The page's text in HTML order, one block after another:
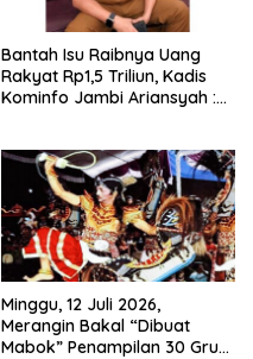
Bantah Isu Raibnya Uang
Rakyat Rp1,5 Triliun, Kadis
Kominfo Jambi Ariansyah :
Sejak 2002
Minggu, 12 Juli 2026,
Merangin Bakal “Dibuat
Mabok” Penampilan 30 Grup